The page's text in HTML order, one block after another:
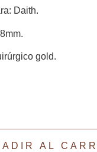
Daith.
gold.
AL